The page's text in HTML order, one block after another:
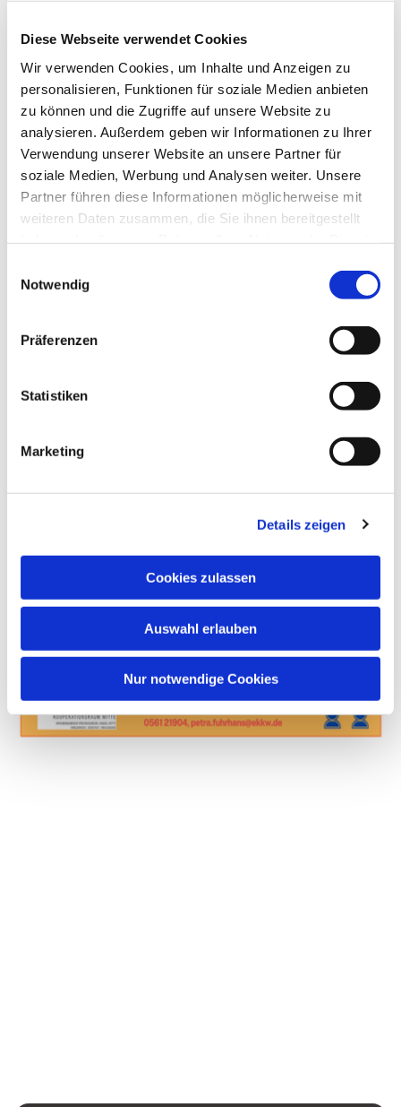
Diese Webseite verwendet Cookies
Wir verwenden Cookies, um Inhalte und Anzeigen zu
personalisieren, Funktionen für soziale Medien anbieten
zu können und die Zugriffe auf unsere Website zu
analysieren. Außerdem geben wir Informationen zu Ihrer
Verwendung unserer Website an unsere Partner für
soziale Medien, Werbung und Analysen weiter. Unsere
Partner führen diese Informationen möglicherweise mit
weiteren Daten zusammen, die Sie ihnen bereitgestellt
Notwendig
Präferenzen
Statistiken
Marketing
Details zeigen
Cookies zulassen
Auswahl erlauben
Nur notwendige Cookies
Mittwoch, 25. November 2026,
14:00 Uhr
Karlskirche, Karlsplatz, 34117 Kassel
Petra Fuhrhans, Koordination;
erfahrene Ehrenamtliche